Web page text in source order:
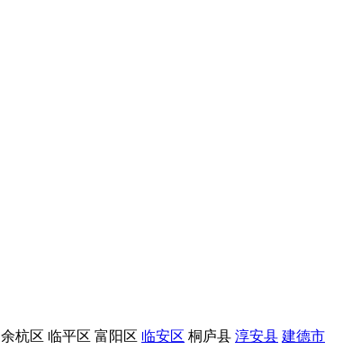
余杭区 临平区 富阳区 临安区 桐庐县 淳安县 建德市